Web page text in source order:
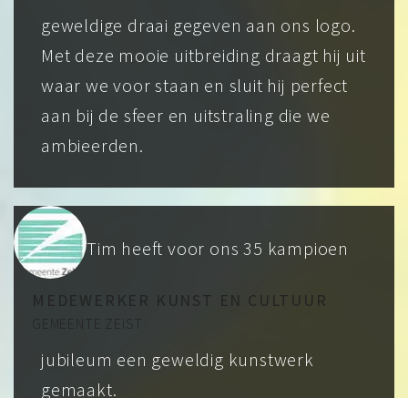
geweldige draai gegeven aan ons logo.
Met deze mooie uitbreiding draagt hij uit
waar we voor staan en sluit hij perfect
aan bij de sfeer en uitstraling die we
ambieerden.
MEDEWERKER KUNST EN CULTUUR
GEMEENTE ZEIST
Tim heeft voor ons 35 kampioen
jubileum een geweldig kunstwerk
gemaakt.